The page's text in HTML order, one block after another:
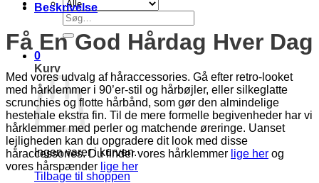
Søg
efter:
0
Kurv
Ingen varer i kurven.
Tilbage til shoppen
Beskrivelse
Få En God Hårdag Hver Dag
Med vores udvalg af håraccessories. Gå efter retro-looket
med hårklemmer i 90’er-stil og hårbøjler, eller silkeglatte
scrunchies og flotte hårbånd, som gør den almindelige
hestehale ekstra fin. Til de mere formelle begivenheder har vi
hårklemmer med perler og matchende øreringe. Uanset
lejligheden kan du opgradere dit look med disse
håraccessories. Du finder vores hårklemmer lige her og
vores hårspænder lige her